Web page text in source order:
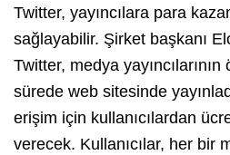
Twitter, yayıncılara para
sağlayabilir. Şirket başkanı
Twitter, medya
sürede web sitesinde
erişim için kullanıcılardan
verecek. Kullanıcılar, her bir